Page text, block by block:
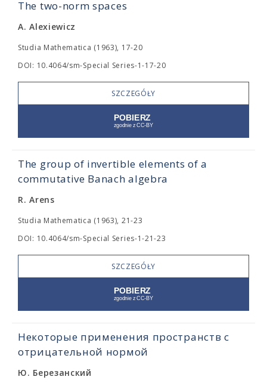
The two-norm spaces
A. Alexiewicz
Studia Mathematica (1963), 17-20
DOI: 10.4064/sm-Special Series-1-17-20
SZCZEGÓŁY
The group of invertible elements of a
commutative Banach algebra
R. Arens
Studia Mathematica (1963), 21-23
DOI: 10.4064/sm-Special Series-1-21-23
SZCZEGÓŁY
Некоторые применения пространств с
отрицательной нормой
Ю. Березанский